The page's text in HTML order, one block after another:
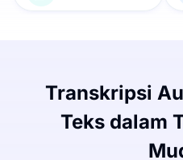
Transkripsi
Teks dalam